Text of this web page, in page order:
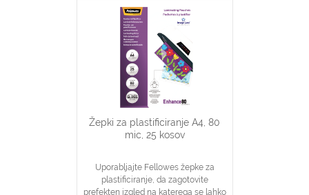
Zagotavljanje osnovne zaščite
dokumentov
Žepki za plastificiranje A4, 80
mic, 25 kosov
Uporabljajte Fellowes žepke za
plastificiranje, da zagotovite
prefekten izgled na katerega se lahko